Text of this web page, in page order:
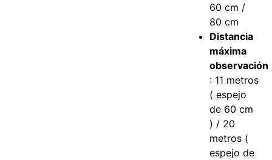
60 cm /
80 cm
Distancia
máxima
observación
: 11 metros
( espejo
de 60 cm
) / 20
metros (
espejo de